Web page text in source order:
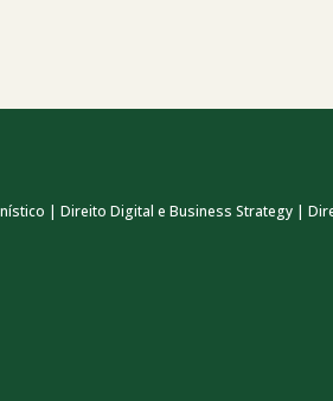
| Direito Digital e Business Strategy |